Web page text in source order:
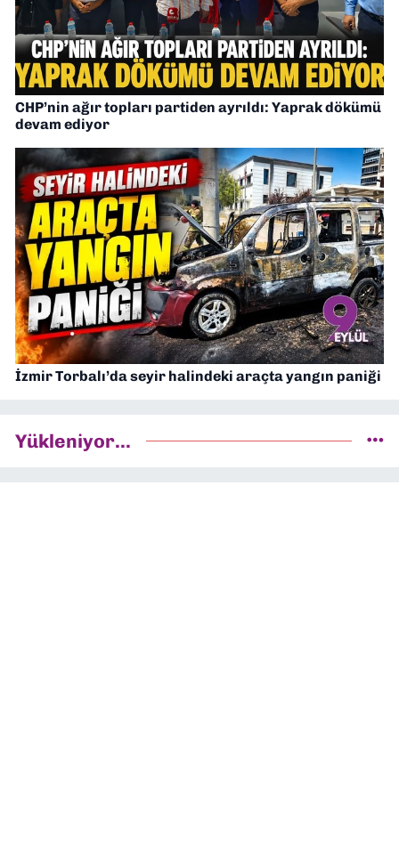
CHP’nin ağır topları partiden ayrıldı: Yaprak dökümü
devam ediyor
İzmir Torbalı’da seyir halindeki araçta yangın paniği
Yükleniyor...